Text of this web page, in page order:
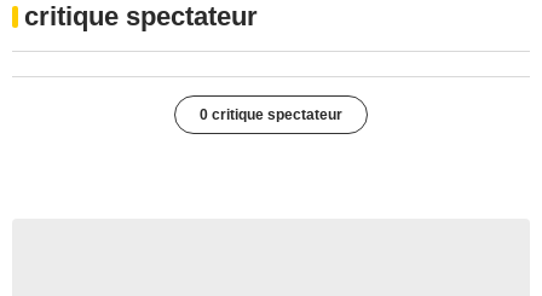
critique spectateur
0 critique spectateur